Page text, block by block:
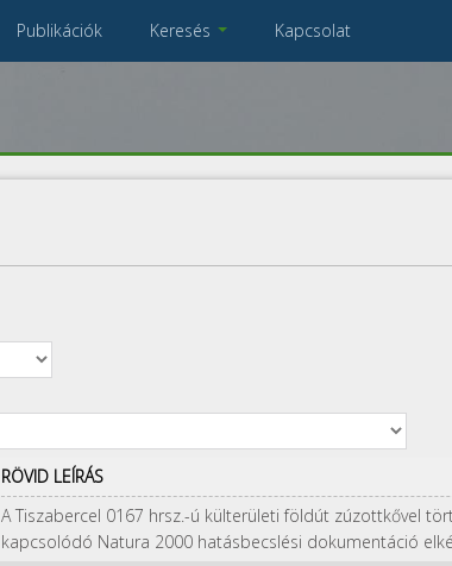
Publikációk Keresés Kapcsolat
RÖVID LEÍRÁS
A Tiszabercel 0167 hrsz.-ú külterületi földút zúzottkővel
kapcsolódó Natura 2000 hatásbecslési dokumentáció